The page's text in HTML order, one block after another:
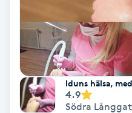
Nagelklippning
Nagelsvamp
Nageltrång
Iduns hälsa,
4.9
Södra